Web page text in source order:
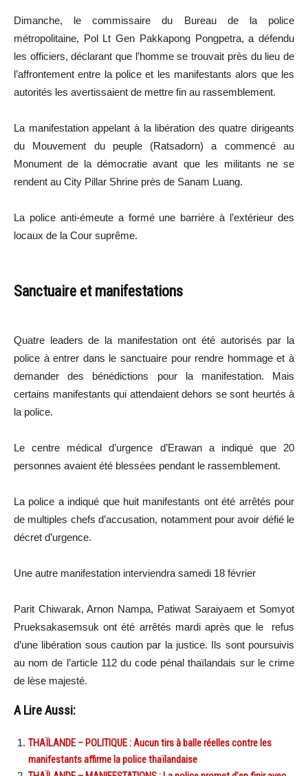
Dimanche, le commissaire du Bureau de la police
métropolitaine, Pol Lt Gen Pakkapong Pongpetra, a défendu
les officiers, déclarant que l’homme se trouvait près du lieu de
l’affrontement entre la police et les manifestants alors que les
autorités les avertissaient de mettre fin au rassemblement.
La manifestation appelant à la libération des quatre dirigeants
du Mouvement du peuple (Ratsadorn) a commencé au
Monument de la démocratie avant que les militants ne se
rendent au City Pillar Shrine près de Sanam Luang.
La police anti-émeute a formé une barrière à l’extérieur des
locaux de la Cour suprême.
Sanctuaire et manifestations
Quatre leaders de la manifestation ont été autorisés par la
police à entrer dans le sanctuaire pour rendre hommage et à
demander des bénédictions pour la manifestation. Mais
certains manifestants qui attendaient dehors se sont heurtés à
la police.
Le centre médical d’urgence d’Erawan a indiqué que 20
personnes avaient été blessées pendant le rassemblement.
La police a indiqué que huit manifestants ont été arrêtés pour
de multiples chefs d’accusation, notamment pour avoir défié le
décret d’urgence.
Une autre manifestation interviendra samedi 18 février
Parit Chiwarak, Arnon Nampa, Patiwat Saraiyaem et Somyot
Prueksakasemsuk ont été arrêtés mardi après que le refus
d’une libération sous caution par la justice. Ils sont poursuivis
au nom de l’article 112 du code pénal thaïlandais sur le crime
de lèse majesté.
A Lire Aussi:
THAÏLANDE – POLITIQUE : Aucun tirs à balle réelles contre les
manifestants affirme la police thaïlandaise